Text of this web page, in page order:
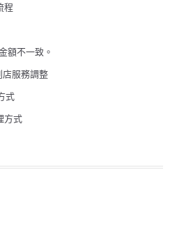
程
額不一致。
店服務調整
式
方式